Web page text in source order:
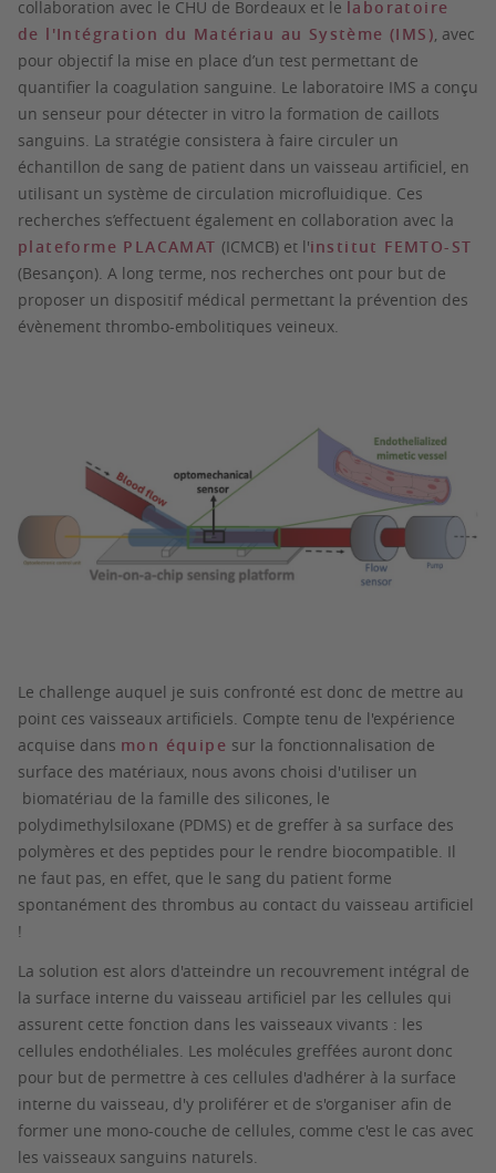
collaboration avec le CHU de Bordeaux et le laboratoire
de l'Intégration du Matériau au Système (IMS), avec
pour objectif la mise en place d’un test permettant de
quantifier la coagulation sanguine. Le laboratoire IMS a conçu
un senseur pour détecter in vitro la formation de caillots
sanguins. La stratégie consistera à faire circuler un
échantillon de sang de patient dans un vaisseau artificiel, en
utilisant un système de circulation microfluidique. Ces
recherches s’effectuent également en collaboration avec la
plateforme PLACAMAT (ICMCB) et l'institut FEMTO-ST
(Besançon). A long terme, nos recherches ont pour but de
proposer un dispositif médical permettant la prévention des
évènement thrombo-embolitiques veineux.
Le challenge auquel je suis confronté est donc de mettre au
point ces vaisseaux artificiels. Compte tenu de l'expérience
acquise dans mon équipe sur la fonctionnalisation de
surface des matériaux, nous avons choisi d'utiliser un
biomatériau de la famille des silicones, le
polydimethylsiloxane (PDMS) et de greffer à sa surface des
polymères et des peptides pour le rendre biocompatible. Il
ne faut pas, en effet, que le sang du patient forme
spontanément des thrombus au contact du vaisseau artificiel
!
La solution est alors d'atteindre un recouvrement intégral de
la surface interne du vaisseau artificiel par les cellules qui
assurent cette fonction dans les vaisseaux vivants : les
cellules endothéliales. Les molécules greffées auront donc
pour but de permettre à ces cellules d'adhérer à la surface
interne du vaisseau, d'y proliférer et de s'organiser afin de
former une mono-couche de cellules, comme c'est le cas avec
les vaisseaux sanguins naturels.